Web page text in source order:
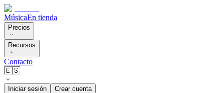
MúsicaEn tienda
Precios
Recursos
Contacto
🇪🇸
Iniciar sesión Crear cuenta